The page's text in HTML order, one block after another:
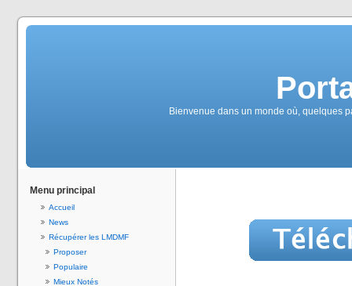
Bienvenue dans un monde où, quelques
Menu principal
Accueil
News
Récupérer les LMDMF
Proposer
Populaire
Mieux Notés